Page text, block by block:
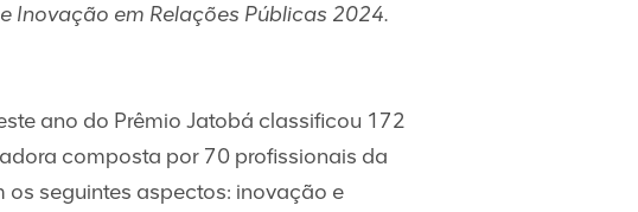
Inovação em Relações Públicas 2024.
ano do Prêmio Jatobá classificou 172
composta por 70 profissionais da
seguintes aspectos: inovação e